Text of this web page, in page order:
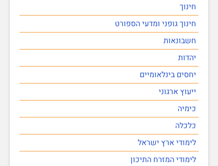
חינוך
חינוך גופני ומדעי הספורט
חשבונאות
יהדות
יחסים בינלאומיים
ייעוץ ארגוני
כימיה
כלכלה
לימודי ארץ ישראל
לימודי המזרח התיכון